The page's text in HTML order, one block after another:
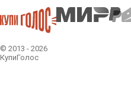
© 2013 - 2026
КупиГолос